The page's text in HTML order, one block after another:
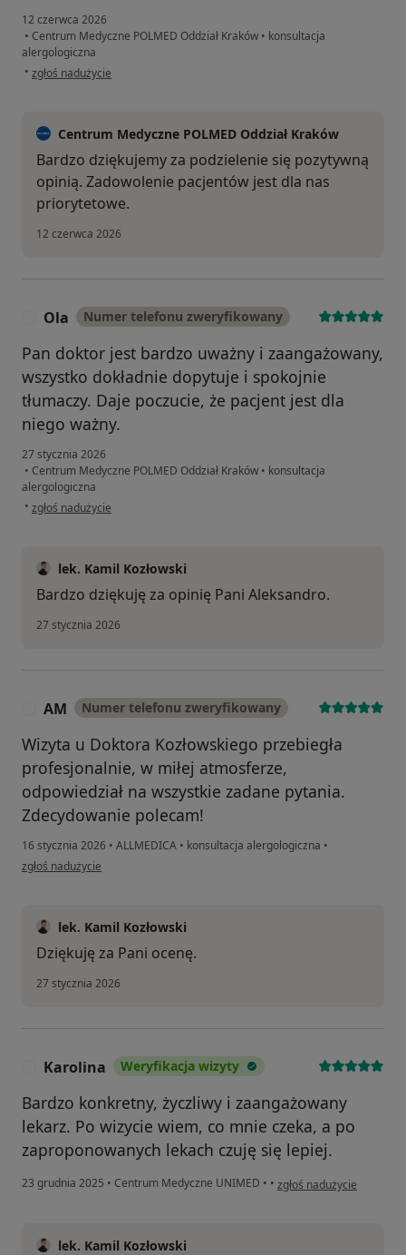
12 czerwca 2026
• Centrum Medyczne POLMED Oddział Kraków • konsultacja
alergologiczna
• w opinii użytkownika Alexandre
zgłoś nadużycie
Centrum Medyczne POLMED Oddział Kraków
Bardzo dziękujemy za podzielenie się pozytywną
opinią. Zadowolenie pacjentów jest dla nas
priorytetowe.
12 czerwca 2026
Ola Numer telefonu zweryfikowany
Pan doktor jest bardzo uważny i zaangażowany,
wszystko dokładnie dopytuje i spokojnie
tłumaczy. Daje poczucie, że pacjent jest dla
niego ważny.
27 stycznia 2026
• Centrum Medyczne POLMED Oddział Kraków • konsultacja
alergologiczna
• w opinii użytkownika Ola
zgłoś nadużycie
lek. Kamil Kozłowski
Bardzo dziękuję za opinię Pani Aleksandro.
27 stycznia 2026
AM Numer telefonu zweryfikowany
Wizyta u Doktora Kozłowskiego przebiegła
profesjonalnie, w miłej atmosferze,
odpowiedział na wszystkie zadane pytania.
Zdecydowanie polecam!
16 stycznia 2026 • ALLMEDICA • konsultacja alergologiczna •
w opinii użytkownika AM
zgłoś nadużycie
lek. Kamil Kozłowski
Dziękuję za Pani ocenę.
27 stycznia 2026
Karolina Weryfikacja wizyty
Bardzo konkretny, życzliwy i zaangażowany
lekarz. Po wizycie wiem, co mnie czeka, a po
zaproponowanych lekach czuję się lepiej.
23 grudnia 2025 • Centrum Medyczne UNIMED • • w opinii użytkownika
zgłoś nadużycie
lek. Kamil Kozłowski